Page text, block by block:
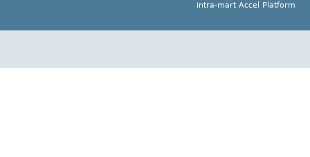
intra-mart Accel Platform